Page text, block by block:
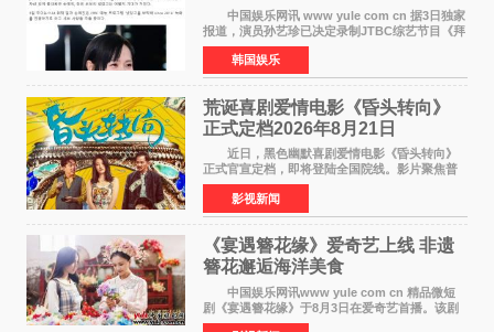
中国娱乐网讯 www yule com cn 据3日独家
报道，演员孙艺珍已决定录制JTBC综艺节目《拜
托了冰箱》，目前正在协调具体细节。这是孙艺
珍首次公开个人冰箱，也是她婚后首次以玄彬的
妻子身份参与
韩国娱乐
荒诞喜剧爱情电影《昏头转向》
正式定档2026年8月21日
近日，黑色幽默喜剧爱情电影《昏头转向》
正式官宣定档，即将登陆全国院线。影片聚焦普
通人的荒诞生活，以戏谑诙谐的镜头语言、反转
不断的剧情，融合爆笑喜剧与细腻爱情元素，打
造出一部接地气
影视新闻
《宴遇簪花缘》爱奇艺上线 非遗
簪花邂逅海洋美食
中国娱乐网讯www yule com cn 精品微短
剧《宴遇簪花缘》于8月3日在爱奇艺首播。该剧
是泉州荣膺世界美食之都后推出的首部美食主题